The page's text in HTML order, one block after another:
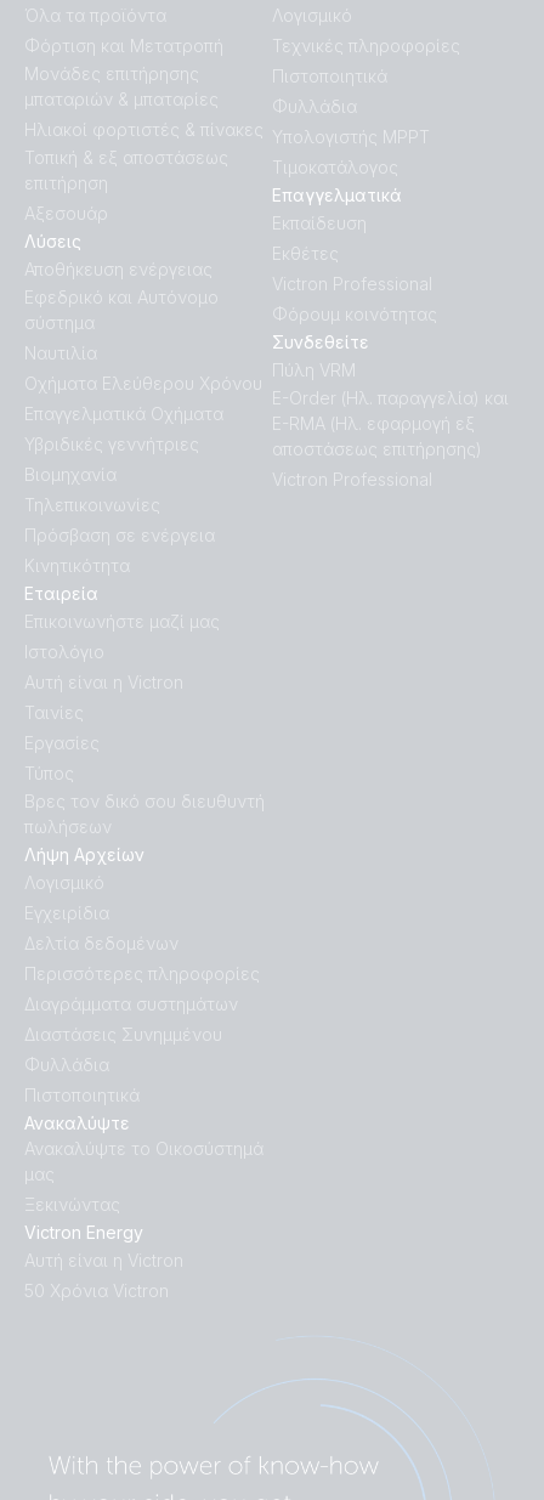
Όλα τα προϊόντα
Φόρτιση και Μετατροπή
Μονάδες επιτήρησης
μπαταριών & μπαταρίες
Ηλιακοί φορτιστές & πίνακες
Τοπική & εξ αποστάσεως
επιτήρηση
Αξεσουάρ
Ανακαλύψτε
Ανακαλύψτε το Οικοσύστημά
μας
Ξεκινώντας
Victron Energy
Αυτή είναι η Victron
50 Χρόνια Victron
Λήψη Αρχείων
Λογισμικό
Εγχειρίδια
Δελτία δεδομένων
Περισσότερες πληροφορίες
Διαγράμματα συστημάτων
Διαστάσεις Συνημμένου
Φυλλάδια
Πιστοποιητικά
Λύσεις
Αποθήκευση ενέργειας
Εφεδρικό και Αυτόνομο
σύστημα
Ναυτιλία
Οχήματα Ελεύθερου Χρόνου
Επαγγελματικά Οχήματα
Υβριδικές γεννήτριες
Βιομηχανία
Τηλεπικοινωνίες
Πρόσβαση σε ενέργεια
Κινητικότητα
Εταιρεία
Επικοινωνήστε μαζί μας
Ιστολόγιο
Αυτή είναι η Victron
Ταινίες
Εργασίες
Τύπος
Βρες τον δικό σου διευθυντή
πωλήσεων
Λογισμικό
Τεχνικές πληροφορίες
Πιστοποιητικά
Φυλλάδια
Υπολογιστής MPPT
Τιμοκατάλογος
Επαγγελματικά
Εκπαίδευση
Εκθέτες
Victron Professional
Φόρουμ κοινότητας
Συνδεθείτε
Πύλη VRM
E-Order (Ηλ. παραγγελία) και
E-RMA (Ηλ. εφαρμογή εξ
αποστάσεως επιτήρησης)
Victron Professional